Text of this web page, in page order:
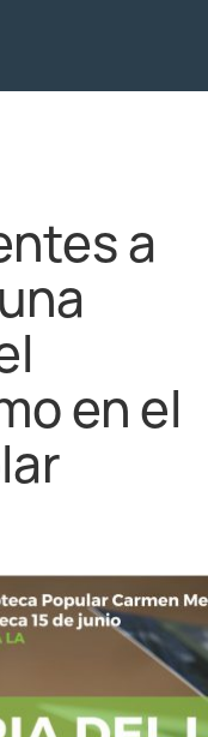
a
en el